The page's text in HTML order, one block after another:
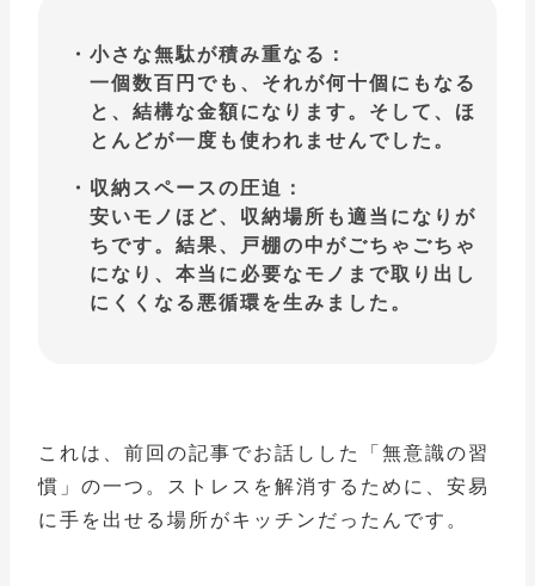
小さな無駄が積み重なる：
一個数百円でも、それが何十個にもなる
と、結構な金額になります。そして、ほ
とんどが一度も使われませんでした。
収納スペースの圧迫：
安いモノほど、収納場所も適当になりが
ちです。結果、戸棚の中がごちゃごちゃ
になり、本当に必要なモノまで取り出し
にくくなる悪循環を生みました。
これは、前回の記事でお話しした「無意識の習
慣」の一つ。ストレスを解消するために、安易
に手を出せる場所がキッチンだったんです。